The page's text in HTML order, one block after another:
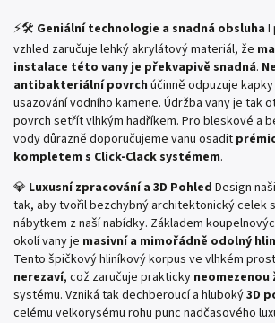
⚡🛠️ Geniální technologie a snadná obsluha I
vzhled zaručuje lehký akrylátový materiál, že
instalace této vany je překvapivě snadná.
antibakteriální povrch účinně odpuzuje
usazování vodního kamene. Údržba vany je tak
povrch setřít vlhkým hadříkem. Pro bleskové a
vody důrazně doporučujeme vanu osadit
kompletem s Click-Clack systémem.
💎 Luxusní zpracování a 3D Pohled Design
tak, aby tvořil bezchybný architektonický celek
nábytkem z naší nabídky. Základem
okolí vany je masivní a mimořádně odolný
Tento špičkový hliníkový korpus ve vlhkém
nerezaví, což zaručuje prakticky
systému. Vzniká tak dechberoucí a hluboký3D
celému velkorysému rohu punc nadčasového